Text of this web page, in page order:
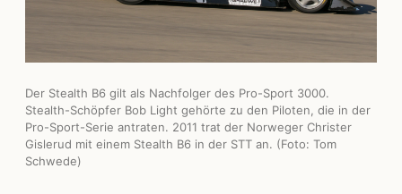
Der Stealth B6 gilt als Nachfolger des Pro-Sport 3000.
Stealth-Schöpfer Bob Light gehörte zu den Piloten, die in der
Pro-Sport-Serie antraten. 2011 trat der Norweger Christer
Gislerud mit einem Stealth B6 in der STT an. (Foto: Tom
Schwede)